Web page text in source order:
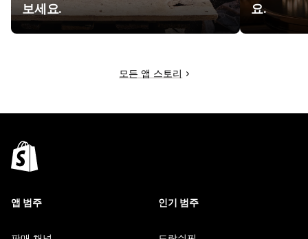
보세요.
요.
모든 앱 스토리
앱 범주 인기 범주